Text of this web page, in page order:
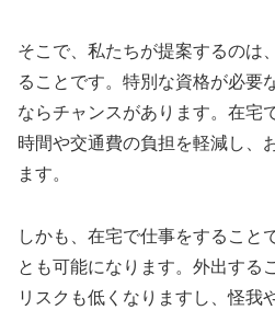
そこで、私たちが提案するのは
ることです。特別な資格が必要
ならチャンスがあります。在宅
時間や交通費の負担を軽減し、
ます。
しかも、在宅で仕事をすること
とも可能になります。外出する
リスクも低くなりますし、怪我